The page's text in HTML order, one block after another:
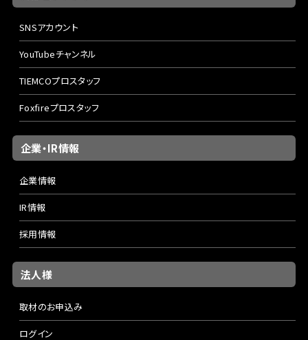
SNSアカウント
YouTubeチャンネル
TIEMCOプロスタッフ
Foxfireプロスタッフ
企業・IR情報
企業情報
IR情報
採用情報
法人様
取材のお申込み
ログイン